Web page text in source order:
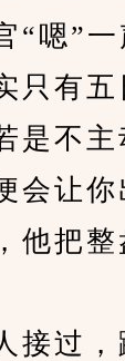
”一
只有五
是不
会让你
把整
过，